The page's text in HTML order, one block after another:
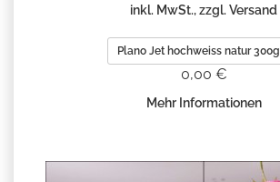
inkl. MwSt., zzgl. Versand
Plano Jet hochweiss natur 300g
0,00 €
Mehr Informationen